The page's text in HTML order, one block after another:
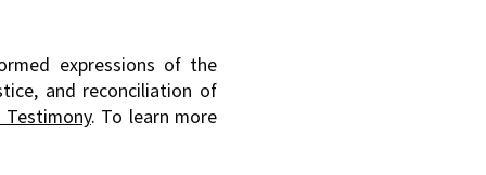
expressions of the
and reconciliation of
. To learn more